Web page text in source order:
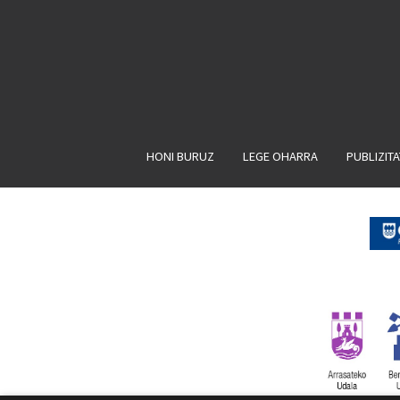
HONI BURUZ LEGE OHARRA